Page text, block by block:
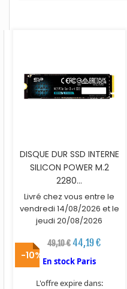
DISQUE DUR SSD INTERNE
SILICON POWER M.2
2280...
Livré chez vous entre le
vendredi 14/08/2026 et le
jeudi 20/08/2026
49,10 € 44,19 €
En stock Paris
L'offre expire dans:
-10%